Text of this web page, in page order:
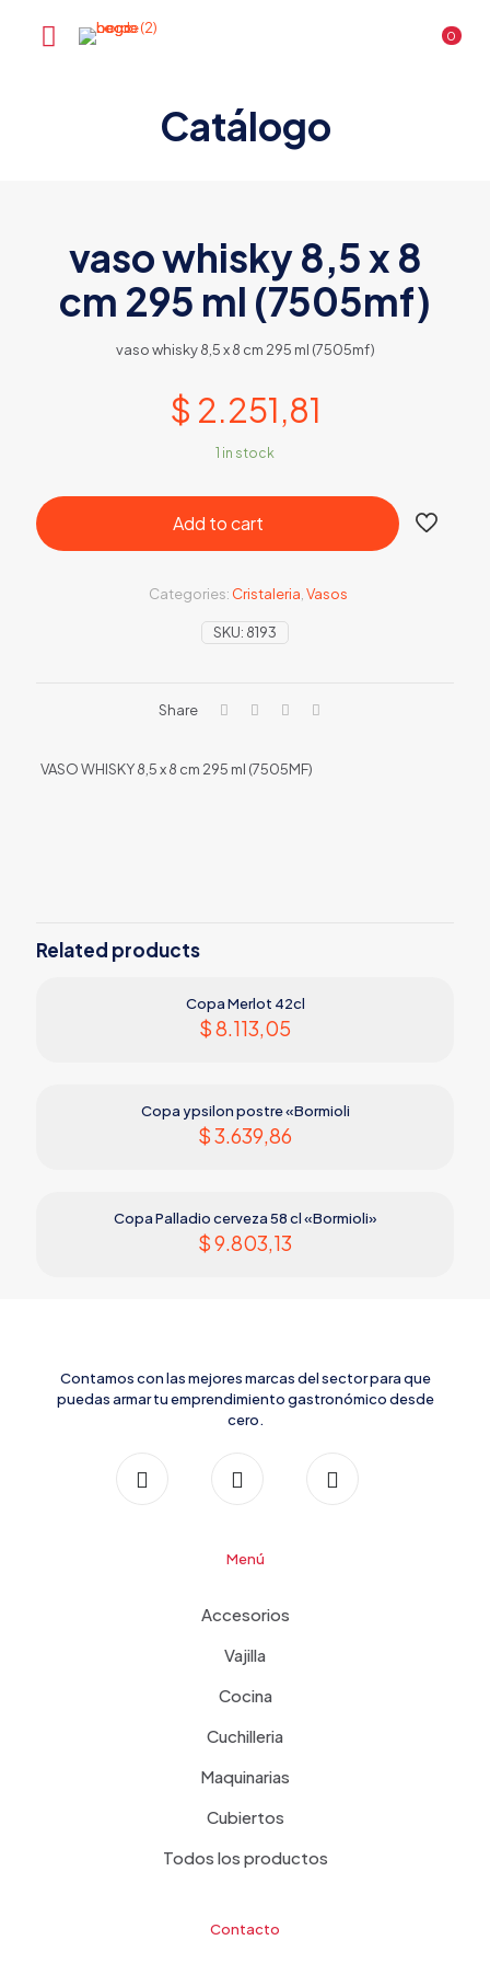
0
Catálogo
vaso whisky 8,5 x 8
cm 295 ml (7505mf)
vaso whisky 8,5 x 8 cm 295 ml (7505mf)
$ 2.251,81
1 in stock
Add to cart
SKU: 8193
Categories: Cristaleria Vasos
Share
VASO WHISKY 8,5 x 8 cm 295 ml (7505MF)
Related products
Copa Merlot 42cl
$8.113,05
Copa ypsilon postre «Bormioli
$3.639,86
Copa Palladio cerveza 58 cl «Bormioli»
$9.803,13
Contamos con las mejores marcas del sector para que
puedas armar tu emprendimiento gastronómico desde
cero.
Menú
Accesorios
Vajilla
Cocina
Cuchilleria
Maquinarias
Cubiertos
Todos los productos
Contacto